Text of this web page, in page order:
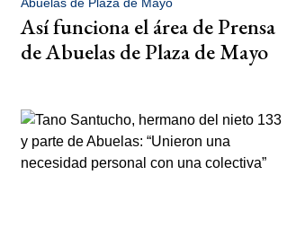
Así funciona el área de Prensa
de Abuelas de Plaza de Mayo